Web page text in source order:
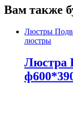
Вам также
Люстры
люстры
Люстра